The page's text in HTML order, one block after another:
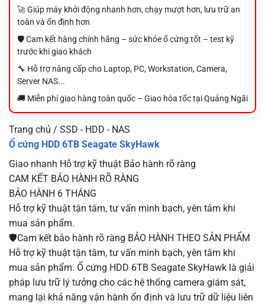
🚀 Giúp máy khởi động nhanh hơn, chạy mượt hơn, lưu trữ an
toàn và ổn định hơn
🛡️ Cam kết hàng chính hãng – sức khỏe ổ cứng tốt – test kỹ
trước khi giao khách
🔧 Hỗ trợ nâng cấp cho Laptop, PC, Workstation, Camera,
Server NAS...
🚚 Miễn phí giao hàng toàn quốc – Giao hỏa tốc tại Quảng Ngãi
Trang chủ / SSD - HDD - NAS
Ổ cứng HDD 6TB Seagate SkyHawk
Giao nhanh Hỗ trợ kỹ thuật Bảo hành rõ ràng
CAM KẾT BẢO HÀNH RÕ RÀNG
BẢO HÀNH 6 THÁNG
Hỗ trợ kỹ thuật tận tâm, tư vấn minh bạch, yên tâm khi
mua sản phẩm.
🛡️Cam kết bảo hành rõ ràng BẢO HÀNH THEO SẢN PHẨM
Hỗ trợ kỹ thuật tận tâm, tư vấn minh bạch, yên tâm khi
mua sản phẩm. Ổ cứng HDD 6TB Seagate SkyHawk là giải
pháp lưu trữ lý tưởng cho các hệ thống camera giám sát,
mang lại khả năng vận hành ổn định và lưu trữ dữ liệu liên